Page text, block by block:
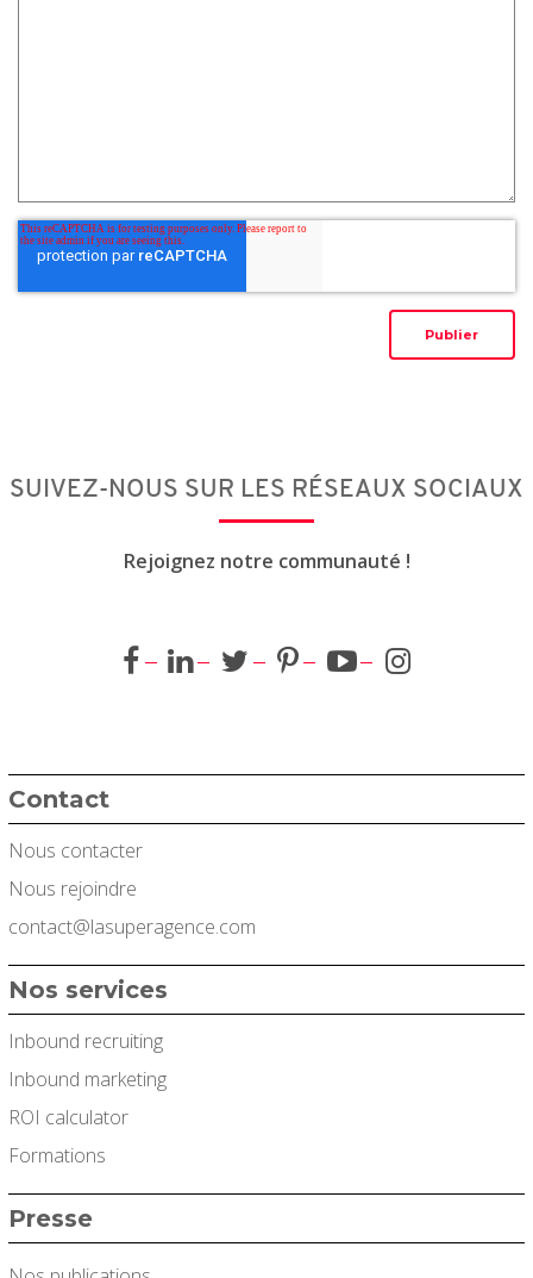
SUIVEZ-NOUS SUR LES RÉSEAUX SOCIAUX
Rejoignez notre communauté !
Contact
Nous contacter
Nous rejoindre
contact@lasuperagence.com
Nos services
Inbound recruiting
Inbound marketing
ROI calculator
Formations
Presse